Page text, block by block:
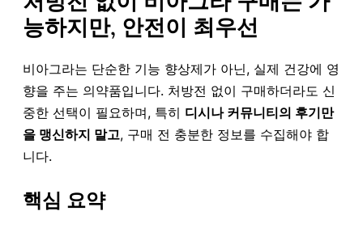
능하지만, 안전이 최우선
비아그라는 단순한 기능 향상제가 아닌, 실제 건강에 영
향을 주는 의약품입니다. 처방전 없이 구매하더라도 신
중한 선택이 필요하며, 특히 디시나 커뮤니티의 후기만
을 맹신하지 말고, 구매 전 충분한 정보를 수집해야 합
니다.
핵심 요약